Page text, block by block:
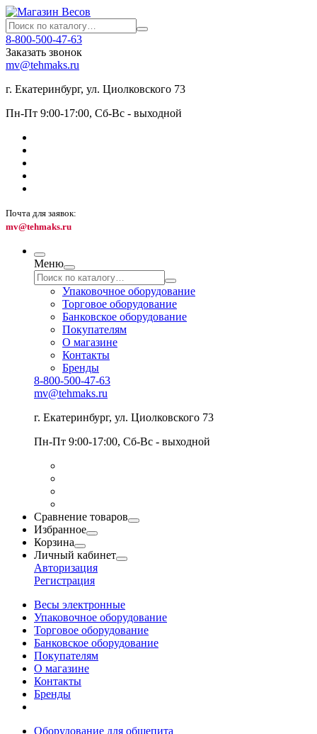
8-800-500-47-63
Заказать звонок
mv@tehmaks.ru
г. Екатеринбург, ул. Циолковского 73
Пн-Пт 9:00-17:00, Сб-Вс - выходной
Почта для заявок:
mv@tehmaks.ru
Меню
Упаковочное оборудование
Торговое оборудование
Банковское оборудование
Покупателям
О магазине
Контакты
Бренды
8-800-500-47-63
mv@tehmaks.ru
г. Екатеринбург, ул. Циолковского 73
Пн-Пт 9:00-17:00, Сб-Вс - выходной
Сравнение товаров
Избранное
Корзина
Личный кабинет
Авторизация
Регистрация
Весы электронные
Упаковочное оборудование
Торговое оборудование
Банковское оборудование
Покупателям
О магазине
Контакты
Бренды
Оборудование для общепита